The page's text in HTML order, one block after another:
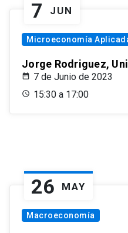
7 JUN
Microeconomía
Jorge Rodriguez,
7 de Junio de 2023
15:30 a 17:00
26 MAY
Macroeconomía